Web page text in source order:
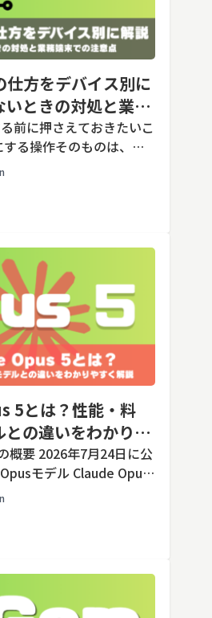
仕方をデバイス別に
ときの対処と業務
点前に押さえておきたいこ
る操作そのものは、ど
プから数クリックで完了
5とは？性能・料
の違いをわかりや
概要 2026年7月24日に公
モデル Claude Opus
Anthropic（アンソロピ